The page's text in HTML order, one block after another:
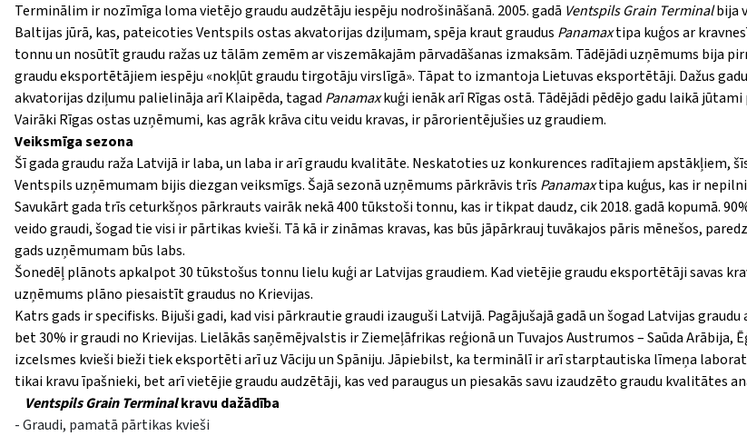
Terminālim ir nozīmīga loma vietējo graudu audzētāju iespēju nodrošināšanā. 2005. gadā Ventspils Grain Terminalbija
Baltijas jūrā, kas, pateicoties Ventspils ostas akvatorijas dziļumam, spēja kraut graudus Panamaxtipa kuģos ar
tonnu un nosūtīt graudu ražas uz tālām zemēm ar viszemākajām pārvadāšanas izmaksām. Tādējādi uzņēmums bija
graudu eksportētājiem iespēju «nokļūt graudu tirgotāju virslīgā». Tāpat to izmantoja Lietuvas eksportētāji. Dažus
akvatorijas dziļumu palielināja arī Klaipēda, tagad Panamaxkuģi ienāk arī Rīgas ostā. Tādējādi pēdējo gadu laikā
Vairāki Rīgas ostas uzņēmumi, kas agrāk krāva citu veidu kravas, ir pārorientējušies uz graudiem.
Veiksmīga sezona
Šī gada graudu raža Latvijā ir laba, un laba ir arī graudu kvalitāte. Neskatoties uz konkurences radītajiem apstākļiem,
Ventspils uzņēmumam bijis diezgan veiksmīgs. Šajā sezonā uzņēmums pārkrāvis trīs Panamaxtipa kuģus, kas ir
Savukārt gada trīs ceturkšņos pārkrauts vairāk nekā 400 tūkstoši tonnu, kas ir tikpat daudz, cik 2018. gadā kopumā.
veido graudi, šogad tie visi ir pārtikas kvieši. Tā kā ir zināmas kravas, kas būs jāpārkrauj tuvākajos pāris mēnešos,
gads uzņēmumam būs labs.
Šonedēļ plānots apkalpot 30 tūkstošus tonnu lielu kuģi ar Latvijas graudiem. Kad vietējie graudu eksportētāji savas
uzņēmums plāno piesaistīt graudus no Krievijas.
Katrs gads ir specifisks. Bijuši gadi, kad visi pārkrautie graudi izauguši Latvijā. Pagājušajā gadā un šogad Latvijas graudu
bet 30% ir graudi no Krievijas. Lielākās saņēmējvalstis ir Ziemeļāfrikas reģionā un Tuvajos Austrumos – Saūda Arābija,
izcelsmes kvieši bieži tiek eksportēti arī uz Vāciju un Spāniju. Jāpiebilst, ka terminālī ir arī starptautiska līmeņa
tikai kravu īpašnieki, bet arī vietējie graudu audzētāji, kas ved paraugus un piesakās savu izaudzēto graudu kvalitātes
Ventspils Grain Terminalkravu dažādība
- Graudi, pamatā pārtikas kvieši